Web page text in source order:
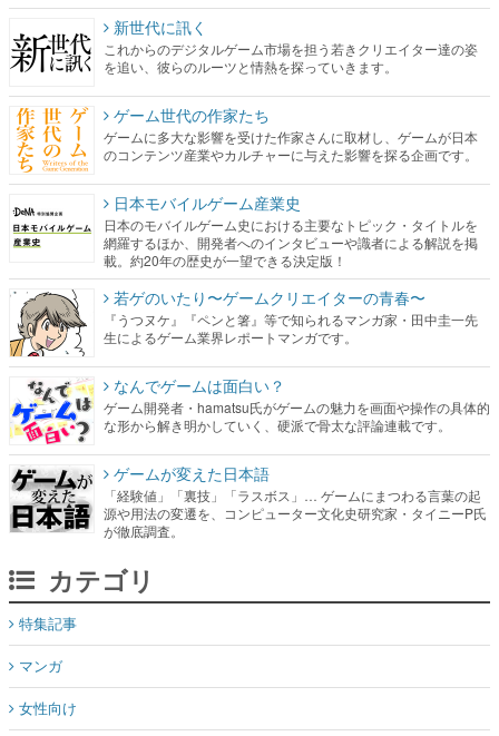
新世代に訊く
これからのデジタルゲーム市場を担う若きクリエイター達の姿
を追い、彼らのルーツと情熱を探っていきます。
ゲーム世代の作家たち
ゲームに多大な影響を受けた作家さんに取材し、ゲームが日本
のコンテンツ産業やカルチャーに与えた影響を探る企画です。
日本モバイルゲーム産業史
日本のモバイルゲーム史における主要なトピック・タイトルを
網羅するほか、開発者へのインタビューや識者による解説を掲
載。約20年の歴史が一望できる決定版！
若ゲのいたり〜ゲームクリエイターの青春〜
『うつヌケ』『ペンと箸』等で知られるマンガ家・田中圭一先
生によるゲーム業界レポートマンガです。
なんでゲームは面白い？
ゲーム開発者・hamatsu氏がゲームの魅力を画面や操作の具体的
な形から解き明かしていく、硬派で骨太な評論連載です。
ゲームが変えた日本語
「経験値」「裏技」「ラスボス」… ゲームにまつわる言葉の起
源や用法の変遷を、コンピューター文化史研究家・タイニーP氏
が徹底調査。
カテゴリ
特集記事
マンガ
女性向け